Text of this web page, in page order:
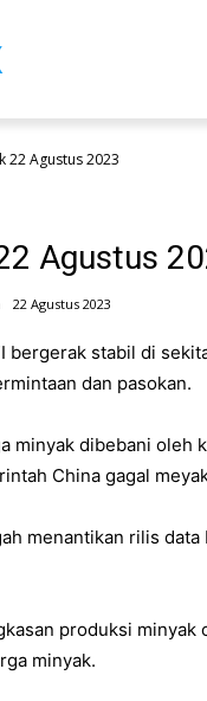
22 Agustus 2023
Agustus
22 Agustus 2023
bergerak stabil di
dan pasokan.
minyak dibebani
China gagal
menantikan rilis
produksi
minyak.